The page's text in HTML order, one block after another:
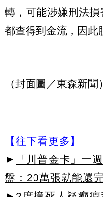
轉，可能涉嫌刑法
都查得到金流，因此
（封面圖／東森新聞）
【往下看更多】
►
「川普金卡」一
盤：20萬張就能還